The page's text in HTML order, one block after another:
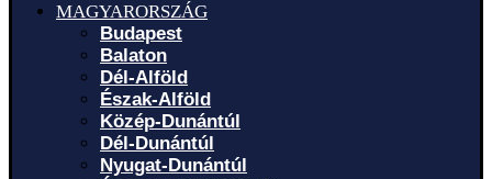
MAGYARORSZÁG
Budapest
Balaton
Dél-Alföld
Észak-Alföld
Közép-Dunántúl
Dél-Dunántúl
Nyugat-Dunántúl